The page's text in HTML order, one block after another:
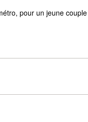
pour un jeune